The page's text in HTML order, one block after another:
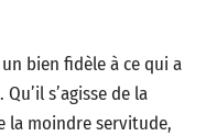
bien fidèle à ce qui a
. Qu’il s’agisse de la
la moindre servitude,